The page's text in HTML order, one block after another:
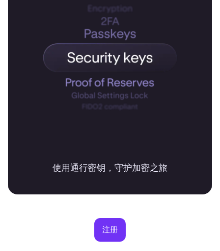
使用通行密钥，守护加密之旅
注册